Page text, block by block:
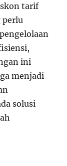
tarif
perlu
ini
menjadi
solusi